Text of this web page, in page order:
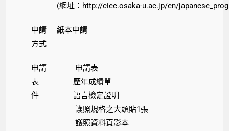
(網址： http://ciee.osaka-u.ac.jp/en/
申請
方式
紙本申請
申請
表
件
申請表
歷年成績單
語言檢定證明
護照規格之大頭貼1張
護照資料頁影本